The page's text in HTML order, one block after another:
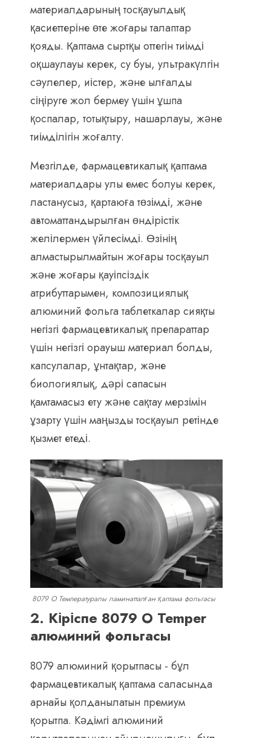
материалдарының тосқауылдық
қасиеттеріне өте жоғары талаптар
қояды. Қаптама сыртқы оттегін тиімді
оқшаулауы керек, су буы, ультракүлгін
сәулелер, иістер, және ылғалды
сіңіруге жол бермеу үшін ұшпа
қоспалар, тотықтыру, нашарлауы, және
тиімділігін жоғалту.
Мезгілде, фармацевтикалық қаптама
материалдары улы емес болуы керек,
ластанусыз, қартаюға төзімді, және
автоматтандырылған өндірістік
желілермен үйлесімді. Өзінің
алмастырылмайтын жоғары тосқауыл
және жоғары қауіпсіздік
атрибуттарымен, композициялық
алюминий фольга таблеткалар сияқты
негізгі фармацевтикалық препараттар
үшін негізгі орауыш материал болды,
капсулалар, ұнтақтар, және
биологиялық, дәрі сапасын
қамтамасыз ету және сақтау мерзімін
ұзарту үшін маңызды тосқауыл ретінде
қызмет етеді.
8079 O Температуралы ламинатталған қаптама фольгасы
2. Кіріспе 8079 O Temper
алюминий фольгасы
8079 алюминий қорытпасы - бұл
фармацевтикалық қаптама саласында
арнайы қолданылатын премиум
қорытпа. Кәдімгі алюминий